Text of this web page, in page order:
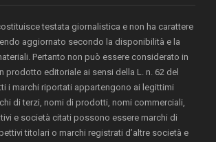
testata giornalistica e non ha carattere
aggiornato secondo la disponibilità e la
Pertanto non può essere considerato in
prodotto editoriale ai sensi della L. n. 62 del
i marchi riportati appartengono ai legittimi
di terzi, nomi di prodotti, nomi commerciali,
e società citati possono essere marchi di
titolari o marchi registrati d’altre società e